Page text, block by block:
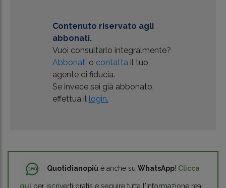
Contenuto riservato agli
abbonati.
Vuoi consultarlo integralmente?
Abbonati o contatta il tuo
agente di fiducia.
Se invece sei già abbonato,
effettua il login.
Quotidianopiù è anche su WhatsApp! Clicca
qui per iscriverti gratis e seguire tutta l'informazione real